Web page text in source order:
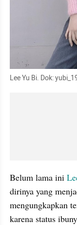
Lee Yu Bi. Dok:
Belum lama ini
dirinya yang
mengungkapkan
karena status